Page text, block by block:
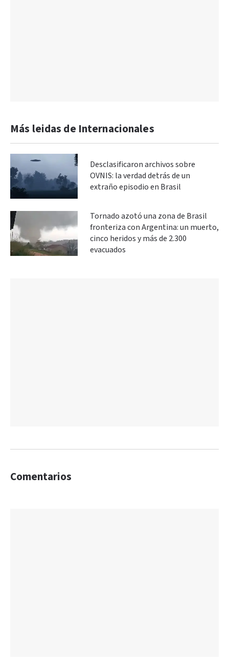
Más leidas de Internacionales
Desclasificaron archivos sobre
OVNIS: la verdad detrás de un
extraño episodio en Brasil
Tornado azotó una zona de Brasil
fronteriza con Argentina: un muerto,
cinco heridos y más de 2.300
evacuados
Comentarios